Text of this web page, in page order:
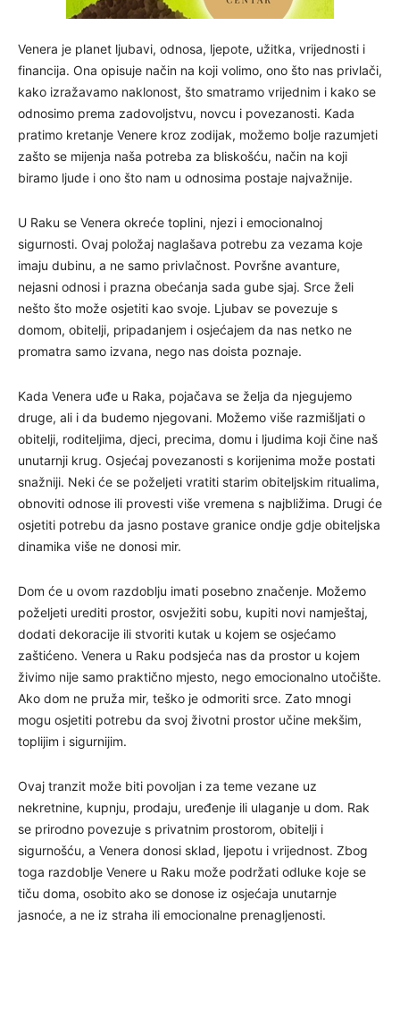
Venera je planet ljubavi, odnosa, ljepote, užitka, vrijednosti i
financija. Ona opisuje način na koji volimo, ono što nas privlači,
kako izražavamo naklonost, što smatramo vrijednim i kako se
odnosimo prema zadovoljstvu, novcu i povezanosti. Kada
pratimo kretanje Venere kroz zodijak, možemo bolje razumjeti
zašto se mijenja naša potreba za bliskošću, način na koji
biramo ljude i ono što nam u odnosima postaje najvažnije.
U Raku se Venera okreće toplini, njezi i emocionalnoj
sigurnosti. Ovaj položaj naglašava potrebu za vezama koje
imaju dubinu, a ne samo privlačnost. Površne avanture,
nejasni odnosi i prazna obećanja sada gube sjaj. Srce želi
nešto što može osjetiti kao svoje. Ljubav se povezuje s
domom, obitelji, pripadanjem i osjećajem da nas netko ne
promatra samo izvana, nego nas doista poznaje.
Kada Venera uđe u Raka, pojačava se želja da njegujemo
druge, ali i da budemo njegovani. Možemo više razmišljati o
obitelji, roditeljima, djeci, precima, domu i ljudima koji čine naš
unutarnji krug. Osjećaj povezanosti s korijenima može postati
snažniji. Neki će se poželjeti vratiti starim obiteljskim ritualima,
obnoviti odnose ili provesti više vremena s najbližima. Drugi će
osjetiti potrebu da jasno postave granice ondje gdje obiteljska
dinamika više ne donosi mir.
Dom će u ovom razdoblju imati posebno značenje. Možemo
poželjeti urediti prostor, osvježiti sobu, kupiti novi namještaj,
dodati dekoracije ili stvoriti kutak u kojem se osjećamo
zaštićeno. Venera u Raku podsjeća nas da prostor u kojem
živimo nije samo praktično mjesto, nego emocionalno utočište.
Ako dom ne pruža mir, teško je odmoriti srce. Zato mnogi
mogu osjetiti potrebu da svoj životni prostor učine mekšim,
toplijim i sigurnijim.
Ovaj tranzit može biti povoljan i za teme vezane uz
nekretnine, kupnju, prodaju, uređenje ili ulaganje u dom. Rak
se prirodno povezuje s privatnim prostorom, obitelji i
sigurnošću, a Venera donosi sklad, ljepotu i vrijednost. Zbog
toga razdoblje Venere u Raku može podržati odluke koje se
tiču doma, osobito ako se donose iz osjećaja unutarnje
jasnoće, a ne iz straha ili emocionalne prenagljenosti.